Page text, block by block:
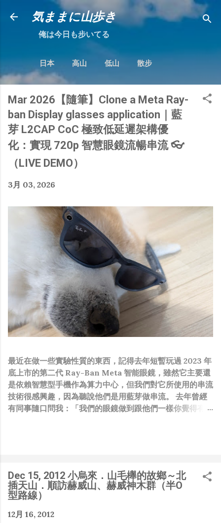
跳到主要內容
気ままに山歩き
俺は今日も步いてる
日本 高山 低山 散步
Mar 2026【隨筆】Clone a Meta Ray-
ban Display glasses application｜藍
芽 L2CAP CoC 極致低延遲架構優
化：實現 720p 智慧眼鏡流暢串流 👓
（LIVE DEMO）
3月 03, 2026
最近在做一些實驗性質的東西，記得去年短暫玩過 2023 年
底上市的第二代 Ray-Ban Meta 智能眼鏡，雖然它主要還
是依賴智慧型手機作為算力中心，但我們對它所使用的串流
技術很感興趣，因為聽說他們是用藍芽做串流。 去年曾經
有同事隨口問我：「我們的眼鏡做到跟他們一樣你覺得有可
人，那我還在這幹嘛？？？（笑）” 也記得更久以前，當我
們還在研究那個眼鏡時，常聽到像是：『 他們不知道用了
什麼黑科技 』，這類沒有建設性、不應該從 RD 嘴裡說出
來的話，而我也是不以為然。坦白講，以前每次只要聽到某
SW嘴砲經理（暫且以H君稱之），沒事就把『 黑科技 』
Dec 15, 2012 小烏來．山毛櫸的故鄉～北
插天山．順訪赫威山、赫威神木群（半O
型路線）
12月 16, 2012